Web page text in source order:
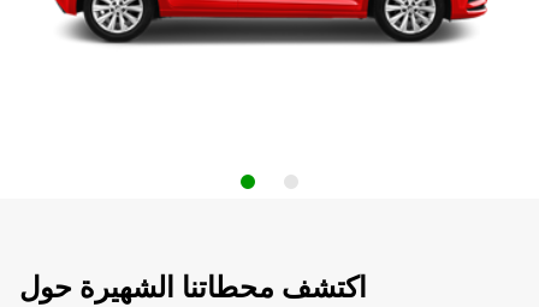
اكتشف محطاتنا الشهيرة حول